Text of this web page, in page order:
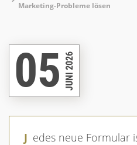
Marketing-Probleme lösen
05JUNI 2026
Jedes neue Formular ist ein Ticket für die